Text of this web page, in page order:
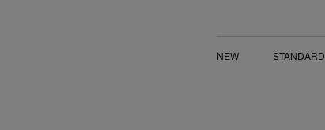
MAKAVELIC OFFICIAL ONLINESHOP｜直営通販／マキャベリック
NEW STANDARD